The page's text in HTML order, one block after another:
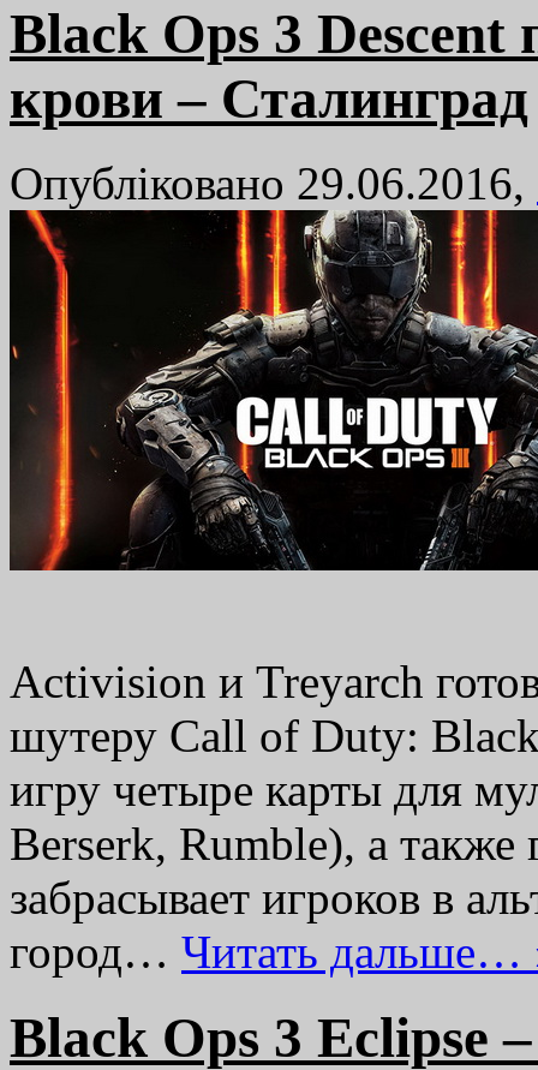
Black Ops 3 Descent
крови – Сталинград
Опубліковано 29.06.2016,
Activision и Treyarch
шутеру Call of Duty:
игру четыре карты для
Berserk, Rumble), а также
забрасывает игроков в
город… Читать дальше…
Black Ops 3 Eclipse